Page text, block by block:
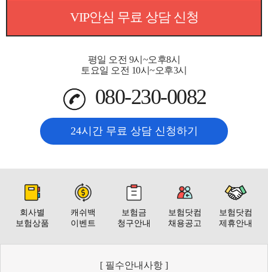
VIP안심 무료 상담 신청
평일 오전 9시~오후8시
토요일 오전 10시~오후3시
080-230-0082
24시간 무료 상담 신청하기
회사별
보험상품
캐쉬백
이벤트
보험금
청구안내
보험닷컴
채용공고
보험닷컴
제휴안내
[ 필수안내사항 ]